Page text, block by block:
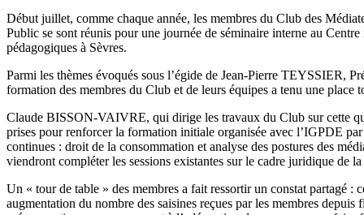
Début juillet, comme chaque année, les membres du Club des
Public se sont réunis pour une journée de séminaire interne au Centre
pédagogiques à Sèvres.
Parmi les thèmes évoqués sous l’égide de Jean-Pierre TEYSSIER,
formation des membres du Club et de leurs équipes a tenu une place
Claude BISSON-VAIVRE, qui dirige les travaux du Club sur cette
prises pour renforcer la formation initiale organisée avec l’IGPDE
continues : droit de la consommation et analyse des postures des
viendront compléter les sessions existantes sur le cadre juridique de
Un « tour de table » des membres a fait ressortir un constat partagé :
augmentation du nombre des saisines reçues par les membres depuis